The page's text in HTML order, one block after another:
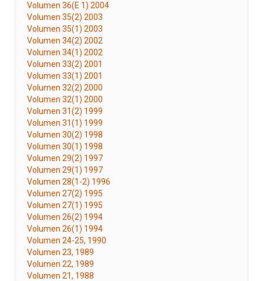
Volumen 36(E 1) 2004
Volumen 35(2) 2003
Volumen 35(1) 2003
Volumen 34(2) 2002
Volumen 34(1) 2002
Volumen 33(2) 2001
Volumen 33(1) 2001
Volumen 32(2) 2000
Volumen 32(1) 2000
Volumen 31(2) 1999
Volumen 31(1) 1999
Volumen 30(2) 1998
Volumen 30(1) 1998
Volumen 29(2) 1997
Volumen 29(1) 1997
Volumen 28(1-2) 1996
Volumen 27(2) 1995
Volumen 27(1) 1995
Volumen 26(2) 1994
Volumen 26(1) 1994
Volumen 24-25, 1990
Volumen 23, 1989
Volumen 22, 1989
Volumen 21, 1988